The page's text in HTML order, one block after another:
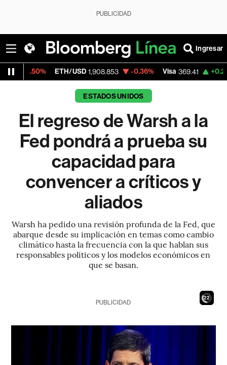
PUBLICIDAD
Ingresar
ETH/USD 1,908.853 -0.36% Visa 369.41 +0.24%
ESTADOS UNIDOS
El regreso de Warsh a la
Fed pondrá a prueba su
capacidad para
convencer a críticos y
aliados
Warsh ha pedido una revisión profunda de la Fed, que
abarque desde su implicación en temas como cambio
climático hasta la frecuencia con la que hablan sus
responsables políticos y los modelos económicos en
que se basan.
21
PUBLICIDAD